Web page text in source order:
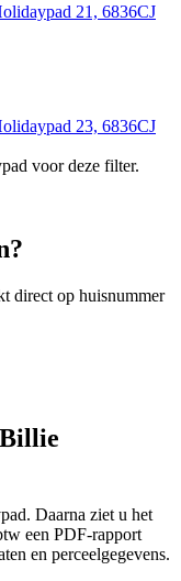
21, 6836CJ
23, 6836CJ
voor deze filter.
direct op huisnummer
Daarna ziet u het
een PDF-rapport
en perceelgegevens.